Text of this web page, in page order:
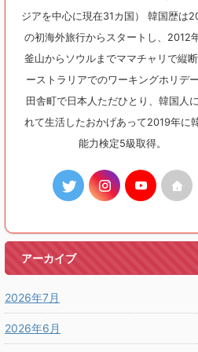
ジアを中心に現在31カ国） 韓国歴は
の初海外旅行からスタートし、2012
釜山からソウルまでママチャリで縦断。
ーストラリアでのワーキングホリデー
田舎町で日本人ただひとり、韓国人
れて生活したおかげあって2019年に
能力検定5級取得。
アーカイブ
2026年7月
2026年6月